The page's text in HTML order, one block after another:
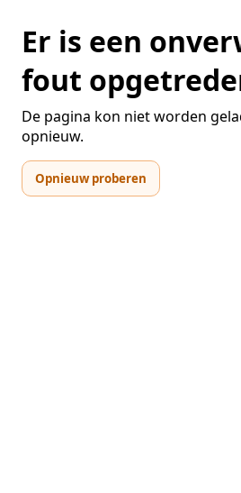
Er is een
fout
De pagina kon niet worden
opnieuw.
Opnieuw proberen